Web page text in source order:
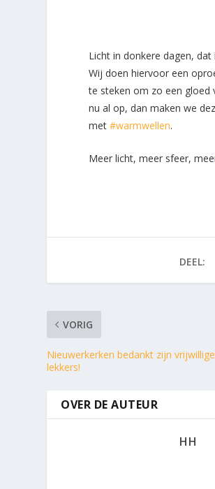
Licht in donkere dagen,
Wij doen hiervoor een
te steken om zo een gloed
nu al op, dan maken we
met#warmwellen.
Meer licht, meer sfeer,
DEEL:
VORIG
Nieuwerkerken bedankt zijn
lekkers!
OVER DE AUTEUR
HH